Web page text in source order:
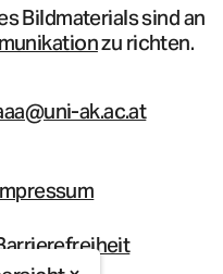
Bildmaterials sind an
zu richten.
ak.ac.at